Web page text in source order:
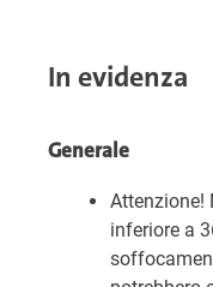
In evidenza
Generale
Attenzione!
inferiore a